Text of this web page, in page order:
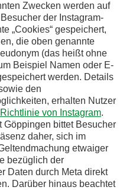
Zwecken werden auf
der Instagram-
„Cookies“ gespeichert,
die oben genannte
(das heißt ohne
Beispiel Namen oder E-
werden. Details
den
erhalten Nutzer
von Instagram.
Göppingen bittet Besucher
daher, sich im
etwaiger
bezüglich der
Daten durch Meta direkt
Darüber hinaus beachtet